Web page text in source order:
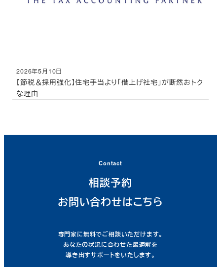
【節税＆採用強化】住宅手当より「借上げ社宅」が断然おトク
な理由
投稿日
2026年5月10日
Contact
相談予約
お問い合わせはこちら
専門家に無料でご相談いただけます。
あなたの状況に合わせた最適解を
導き出すサポートをいたします。